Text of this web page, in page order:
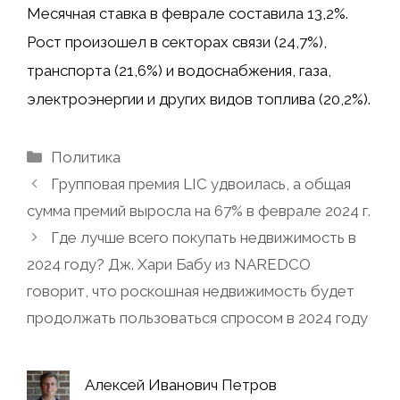
Месячная ставка в феврале составила 13,2%.
Рост произошел в секторах связи (24,7%),
транспорта (21,6%) и водоснабжения, газа,
электроэнергии и других видов топлива (20,2%).
Рубрики
Политика
Групповая премия LIC удвоилась, а общая
сумма премий выросла на 67% в феврале 2024 г.
Где лучше всего покупать недвижимость в
2024 году? Дж. Хари Бабу из NAREDCO
говорит, что роскошная недвижимость будет
продолжать пользоваться спросом в 2024 году
Алексей Иванович Петров